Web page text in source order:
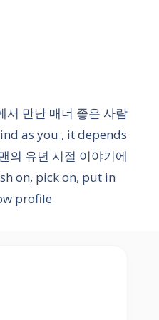
서 만난 매너 좋은 사람
as you , it depends
의 유년 시절 이야기에
on, pick on, put in
profile